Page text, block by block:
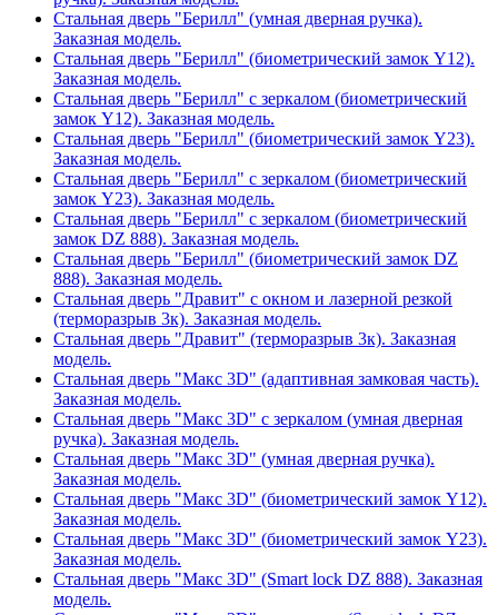
Стальная дверь "Берилл" (умная дверная ручка).
Заказная модель.
Стальная дверь "Берилл" (биометрический замок Y12).
Заказная модель.
Стальная дверь "Берилл" с зеркалом (биометрический
замок Y12). Заказная модель.
Стальная дверь "Берилл" (биометрический замок Y23).
Заказная модель.
Стальная дверь "Берилл" с зеркалом (биометрический
замок Y23). Заказная модель.
Стальная дверь "Берилл" с зеркалом (биометрический
замок DZ 888). Заказная модель.
Стальная дверь "Берилл" (биометрический замок DZ
888). Заказная модель.
Стальная дверь "Дравит" с окном и лазерной резкой
(терморазрыв 3к). Заказная модель.
Стальная дверь "Дравит" (терморазрыв 3к). Заказная
модель.
Стальная дверь "Макс 3D" (адаптивная замковая часть).
Заказная модель.
Стальная дверь "Макс 3D" с зеркалом (умная дверная
ручка). Заказная модель.
Стальная дверь "Макс 3D" (умная дверная ручка).
Заказная модель.
Стальная дверь "Макс 3D" (биометрический замок Y12).
Заказная модель.
Стальная дверь "Макс 3D" (биометрический замок Y23).
Заказная модель.
Стальная дверь "Макс 3D" (Smart lock DZ 888). Заказная
модель.